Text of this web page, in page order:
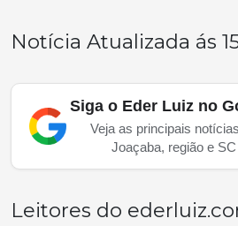
Notícia Atualizada ás
Siga o Eder Luiz no
Veja as principais
Joaçaba, região e SC
Leitores do